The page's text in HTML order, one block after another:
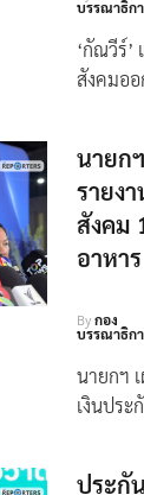
Byกอง
บรรณาธิก
นายก
รายง
สังคม
อาหาร
Byกอง
บรรณาธิก